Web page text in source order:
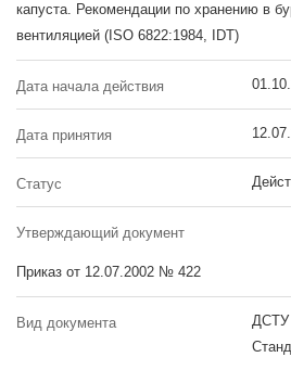
капуста. Рекомендации по хранению в
вентиляцией (ISO 6822:1984, IDT)
Дата начала действия
Дата принятия
Статус
Утверждающий документ
Приказ от 12.07.2002 № 422
Вид документа
ДСТУ